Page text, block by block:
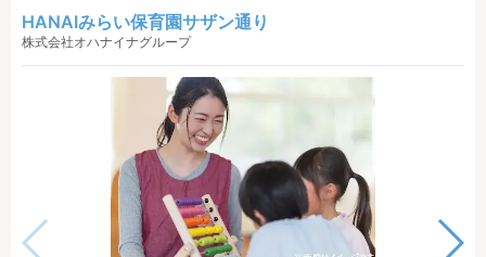
HANAIみらい保育園サザン通り
株式会社オハナイナグループ